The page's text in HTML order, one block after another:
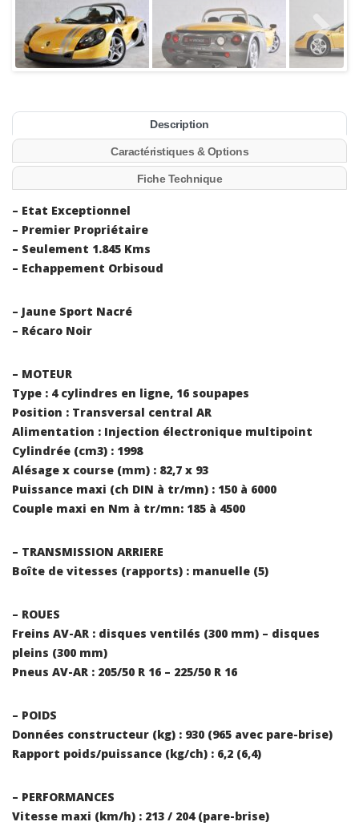
Description
Caractéristiques & Options
Fiche Technique
– Etat Exceptionnel
– Premier Propriétaire
– Seulement 1.845 Kms
– Echappement Orbisoud
– Jaune Sport Nacré
– Récaro Noir
– MOTEUR
Type : 4 cylindres en ligne, 16 soupapes
Position : Transversal central AR
Alimentation : Injection électronique multipoint
Cylindrée (cm3) : 1998
Alésage x course (mm) : 82,7 x 93
Puissance maxi (ch DIN à tr/mn) : 150 à 6000
Couple maxi en Nm à tr/mn: 185 à 4500
– TRANSMISSION ARRIERE
Boîte de vitesses (rapports) : manuelle (5)
– ROUES
Freins AV-AR : disques ventilés (300 mm) – disques
pleins (300 mm)
Pneus AV-AR : 205/50 R 16 – 225/50 R 16
– POIDS
Données constructeur (kg) : 930 (965 avec pare-brise)
Rapport poids/puissance (kg/ch) : 6,2 (6,4)
– PERFORMANCES
Vitesse maxi (km/h) : 213 / 204 (pare-brise)